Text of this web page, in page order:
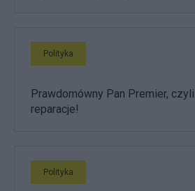
Polityka
Prawdomówny Pan Premier,
reparacje!
Polityka